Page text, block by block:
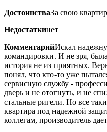
ДостоинстваЗа свою
Недостаткинет
КомментарийИскал
командировки. И не зря,
история не из приятных.
понял, что кто-то уже
сервисную службу -
дверь и не отогнуть, и не
стальные ригели. Но все
квартира под надежной
коллегам, производитель